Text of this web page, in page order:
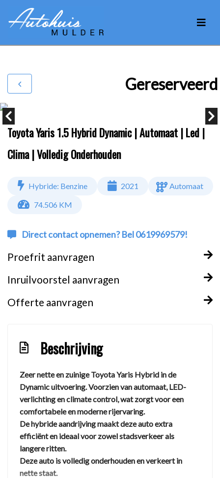
Gereserveerd
Toyota Yaris 1.5 Hybrid Dynamic | Automaat | Led |
Clima | Volledig Onderhouden
Hybride: Benzine 2021
Automaat
74.506 KM
Direct contact opnemen? Bel 0619969579!
Proefrit aanvragen
Inruilvoorstel aanvragen
Offerte aanvragen
Beschrijving
Zeer nette en zuinige Toyota Yaris Hybrid in de
Dynamic uitvoering. Voorzien van automaat, LED-
verlichting en climate control, wat zorgt voor een
comfortabele en moderne rijervaring.
De hybride aandrijving maakt deze auto extra
efficiënt en ideaal voor zowel stadsverkeer als
langere ritten.
Deze auto isvolledig onderhoudenen verkeert in
nette staat.